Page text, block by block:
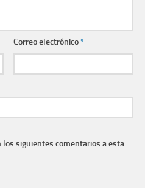
Correo electrónico*
los siguientes comentarios a esta